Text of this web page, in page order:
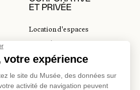
ET PRIVÉE
Location d'espaces
Activités corporatives
Location d'œuvres
du tourisme